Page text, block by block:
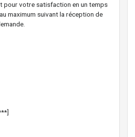
pour votre satisfaction en un temps
maximum suivant la réception de